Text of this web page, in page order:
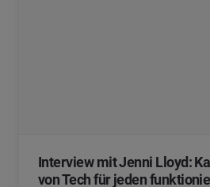
Interview mit Jenni Lloyd:
von Tech für jeden